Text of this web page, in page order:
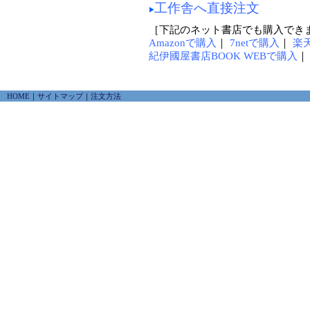
工作舎へ直接注文
［下記のネット書店でも購入でき
Amazonで購入
7netで購入
楽
紀伊國屋書店BOOK WEBで購入
HOME ｜ サイトマップ｜ 注文方法